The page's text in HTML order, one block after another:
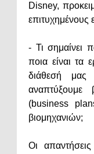
Disney,
επιτυχημένους
- Τι σημαίνει
ποια είναι τα
διάθεσή
αναπτύξουμε
(business
βιομηχανιών;
Οι